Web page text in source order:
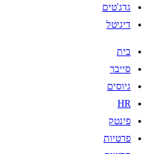
גדג'טים
דיגיטל
בית
סייבר
גיוסים
HR
פינטק
פרטיות